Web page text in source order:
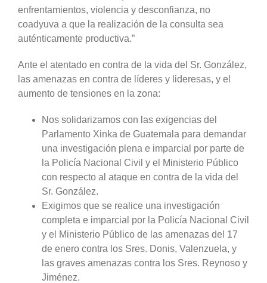
enfrentamientos, violencia y desconfianza, no
coadyuva a que la realización de la consulta sea
auténticamente productiva.”
Ante el atentado en contra de la vida del Sr. González,
las amenazas en contra de líderes y lideresas, y el
aumento de tensiones en la zona:
Nos solidarizamos con las exigencias del
Parlamento Xinka de Guatemala para demandar
una investigación plena e imparcial por parte de
la Policía Nacional Civil y el Ministerio Público
con respecto al ataque en contra de la vida del
Sr. González.
Exigimos que se realice una investigación
completa e imparcial por la Policía Nacional Civil
y el Ministerio Público de las amenazas del 17
de enero contra los Sres. Donis, Valenzuela, y
las graves amenazas contra los Sres. Reynoso y
Jiménez.